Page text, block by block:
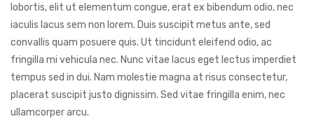
lobortis, elit ut elementum congue, erat ex bibendum odio, nec
iaculis lacus sem non lorem. Duis suscipit metus ante, sed
convallis quam posuere quis. Ut tincidunt eleifend odio, ac
fringilla mi vehicula nec. Nunc vitae lacus eget lectus imperdiet
tempus sed in dui. Nam molestie magna at risus consectetur,
placerat suscipit justo dignissim. Sed vitae fringilla enim, nec
ullamcorper arcu.